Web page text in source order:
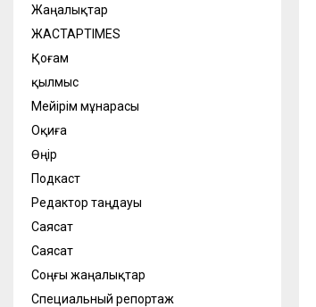
Жаңалықтар
ЖАСТАРTIMES
Қоғам
қылмыс
Мейірім мұнарасы
Оқиға
Өңір
Подкаст
Редактор таңдауы
Саясат
Саясат
Соңғы жаңалықтар
Специальный репортаж